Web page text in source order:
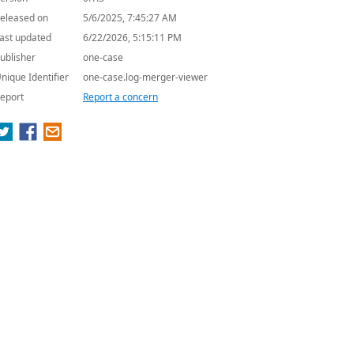
on
5/6/2025, 7:45:27 AM
updated
6/22/2026, 5:15:11 PM
one-case
Identifier
one-case.log-merger-viewer
Report a concern